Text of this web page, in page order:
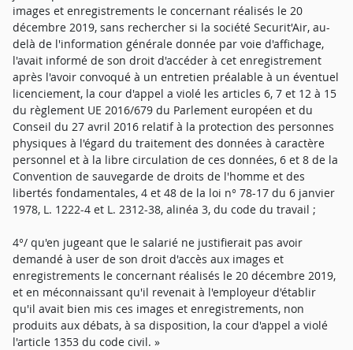
images et enregistrements le concernant réalisés le 20
décembre 2019, sans rechercher si la société Securit'Air, au-
delà de l'information générale donnée par voie d'affichage,
l'avait informé de son droit d'accéder à cet enregistrement
après l'avoir convoqué à un entretien préalable à un éventuel
licenciement, la cour d'appel a violé les articles 6, 7 et 12 à 15
du règlement UE 2016/679 du Parlement européen et du
Conseil du 27 avril 2016 relatif à la protection des personnes
physiques à l'égard du traitement des données à caractère
personnel et à la libre circulation de ces données, 6 et 8 de la
Convention de sauvegarde de droits de l'homme et des
libertés fondamentales, 4 et 48 de la loi n° 78-17 du 6 janvier
1978, L. 1222-4 et L. 2312-38, alinéa 3, du code du travail ;
4°/ qu'en jugeant que le salarié ne justifierait pas avoir
demandé à user de son droit d'accès aux images et
enregistrements le concernant réalisés le 20 décembre 2019,
et en méconnaissant qu'il revenait à l'employeur d'établir
qu'il avait bien mis ces images et enregistrements, non
produits aux débats, à sa disposition, la cour d'appel a violé
l'article 1353 du code civil. »